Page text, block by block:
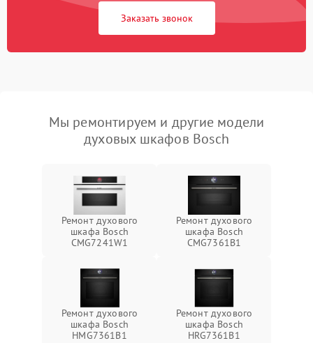
Заказать звонок
Мы ремонтируем и другие модели
духовых шкафов Bosch
Ремонт духового
шкафа Bosch
CMG7241W1
Ремонт духового
шкафа Bosch
CMG7361B1
Ремонт духового
шкафа Bosch
HMG7361B1
Ремонт духового
шкафа Bosch
HRG7361B1